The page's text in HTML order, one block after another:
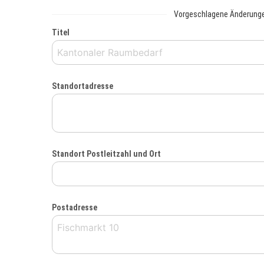
Vorgeschlagene
Titel
Standortadresse
Standort Postleitzahl und Ort
Postadresse